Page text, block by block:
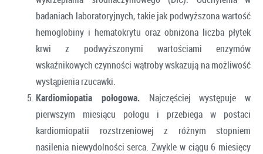
badaniach laboratoryjnych, takie jak podwyższona wartość
hemoglobiny i hematokrytu oraz obniżona liczba płytek
krwi z podwyższonymi wartościami enzymów
wskaźnikowych czynności wątroby wskazują na możliwość
wystąpienia rzucawki.
Kardiomiopatia połogowa. Najczęściej występuje w
pierwszym miesiącu połogu i przebiega w postaci
kardiomiopatii rozstrzeniowej z różnym stopniem
nasilenia niewydolności serca. Zwykle w ciągu 6 miesięcy